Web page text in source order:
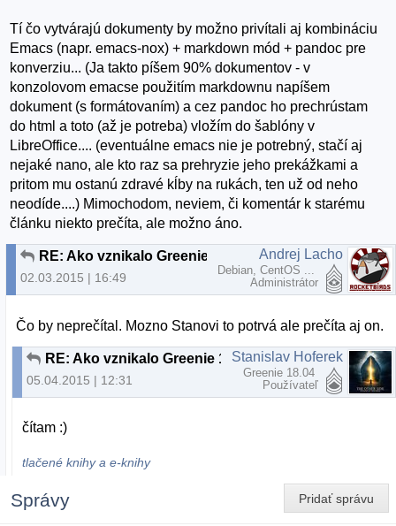
Tí čo vytvárajú dokumenty by možno privítali aj kombináciu
Emacs (napr. emacs-nox) + markdown mód + pandoc pre
konverziu... (Ja takto píšem 90% dokumentov - v
konzolovom emacse použitím markdownu napíšem
dokument (s formátovaním) a cez pandoc ho prechrústam
do html a toto (až je potreba) vložím do šablóny v
LibreOffice.... (eventuálne emacs nie je potrebný, stačí aj
nejaké nano, ale kto raz sa prehryzie jeho prekážkami a
pritom mu ostanú zdravé kĺby na rukách, ten už od neho
neodíde....) Mimochodom, neviem, či komentár k starému
článku niekto prečíta, ale možno áno.
02.03.2015 | 16:49
Andrej Lacho
Debian, CentOS ...
Administrátor
Čo by neprečítal. Mozno Stanovi to potrvá ale prečíta aj on.
RE: Ako vznikalo Greenie 14.04.x
05.04.2015 | 12:31
Stanislav Hoferek
Greenie 18.04
Používateľ
čítam :)
tlačené knihy a e-knihy
Pridať správu
Správy